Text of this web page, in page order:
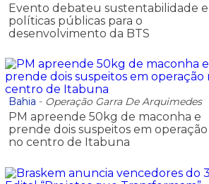
Evento debateu sustentabilidade e
políticas públicas para o
desenvolvimento da BTS
Bahia - Operação Garra De Arquimedes
PM apreende 50kg de maconha e
prende dois suspeitos em operação
no centro de Itabuna